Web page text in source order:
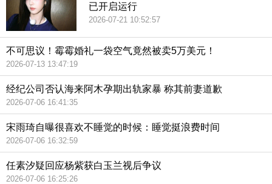
已开启运行
2026-07-21 10:52:57
不可思议！霉霉婚礼一袋空气竟然被卖5万美元！
2026-07-13 13:47:19
经纪公司否认海来阿木孕期出轨家暴 称其前妻道歉
2026-07-06 16:41:35
宋雨琦自曝很喜欢不睡觉的时候：睡觉挺浪费时间
2026-07-06 16:32:59
任素汐疑回应杨紫获白玉兰视后争议
2026-07-06 16:25:26